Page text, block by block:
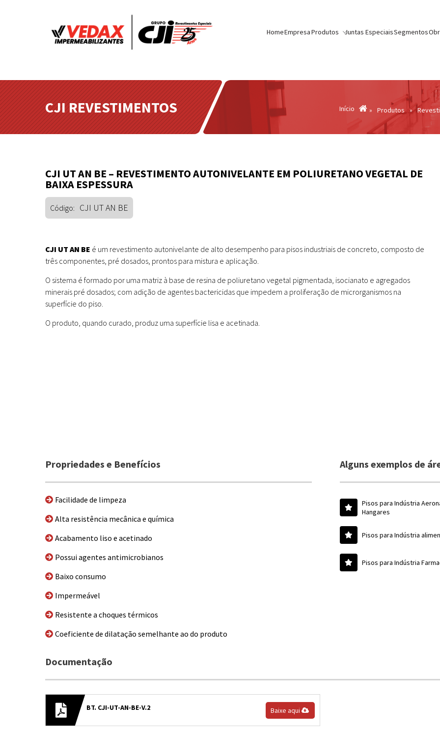
j=d.createElement(s),dl=l!='dataLayer'?'&l='+l:'';j.async=true;j.src= 'https://www.googletagmanager.com/
(window,document,'script','dataLayer','GTM-M22WRVLC');
CJI REVESTIMENTOS Início » Produtos »
HomeEmpresaProdutos Juntas EspeciaisSegmentos
CJI UT AN BE – REVESTIMENTO AUTONIVELANTE EM POLIURETANO VEGETAL DE
BAIXA ESPESSURA
Código: CJI UT AN BE
CJI UT AN BE é um revestimento autonivelante de alto desempenho para pisos industriais de concreto, composto de
três componentes, pré dosados, prontos para mistura e aplicação.
O sistema é formado por uma matriz à base de resina de poliuretano vegetal pigmentada, isocianato e agregados
minerais pré dosados; com adição de agentes bactericidas que impedem a proliferação de microrganismos na
superfície do piso.
O produto, quando curado, produz uma superfície lisa e acetinada.
Propriedades e Benefícios
Facilidade de limpeza
Alta resistência mecânica e química
Acabamento liso e acetinado
Possui agentes antimicrobianos
Baixo consumo
Impermeável
Resistente a choques térmicos
Coeficiente de dilatação semelhante ao do produto
Alguns exemplos de
Pisos para Indústria
Hangares
Pisos para Indústria
Pisos para Indústria
Documentação
BT. CJI-UT-AN-BE-V.2 Baixe aqui